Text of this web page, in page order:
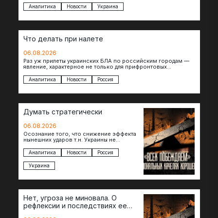
которых будет…
Аналитика Новости Украина
Что делать при налете
06.08.2026
Раз уж прилеты украинских БЛА по российским городам —
явление, характерное не только для прифронтовых
Аналитика Новости Россия
Думать стратегически
06.08.2026
Осознание того, что снижение эффекта
нынешних ударов т.н. Украины не
возможностей — повод задаться
вопросом: что делать…
Аналитика Новости Россия
Украина
Нет, угроза не миновала. О
рефлексии и последствиях ее